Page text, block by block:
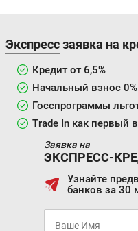
Цена от:
1 626 990 ₽
В кредит от:
22 198 ₽/мес.
GALAXY L7
Экспресс заявка на
Кредит от 6,5%
Начальный взнос 0%
Госспрограммы
Trade In как первый
Заявка на
ЭКСПРЕСС-
Узнайте
банков за 30